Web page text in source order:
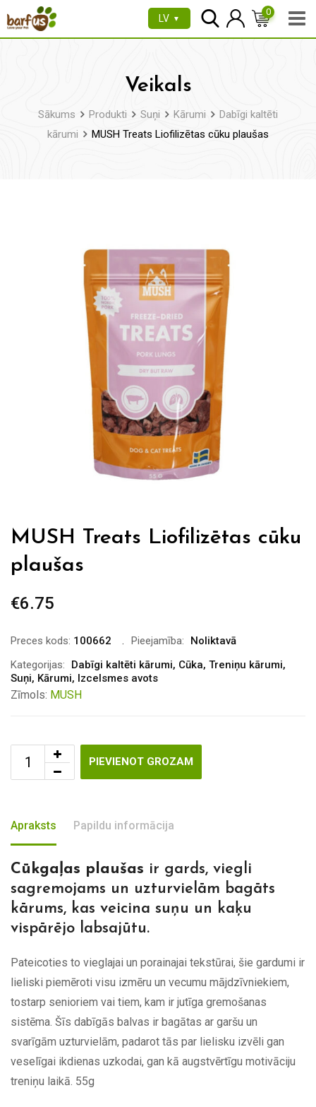
uz
LV ▼
0
Veikals
Sākums Produkti Suņi Kārumi
Dabīgi kaltēti
kārumi
MUSH Treats Liofilizētas cūku plaušas
MUSH Treats Liofilizētas cūku
plaušas
€6.75
Preces kods: 100662 Pieejamība:
Noliktavā
Kategorijas:
Dabīgi kaltēti kārumi, Cūka, Treniņu kārumi,
Suņi, Kārumi, Izcelsmes avots
Zīmols: MUSH
PIEVIENOT GROZAM
Apraksts Papildu informācija
Cūkgaļas plaušas ir gards, viegli
sagremojams un uzturvielām bagāts
kārums, kas veicina suņu un kaķu
vispārējo labsajūtu.
Pateicoties to vieglajai un porainajai tekstūrai, šie gardumi ir
lieliski piemēroti visu izmēru un vecumu mājdzīvniekiem,
tostarp senioriem vai tiem, kam ir jutīga gremošanas
sistēma. Šīs dabīgās balvas ir bagātas ar garšu un
svarīgām uzturvielām, padarot tās par lielisku izvēli gan
veselīgai ikdienas uzkodai, gan kā augstvērtīgu motivāciju
treniņu laikā. 55g